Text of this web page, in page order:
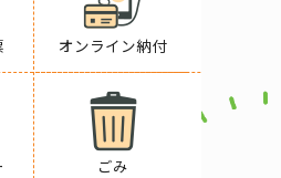
オンライン納付
ごみ